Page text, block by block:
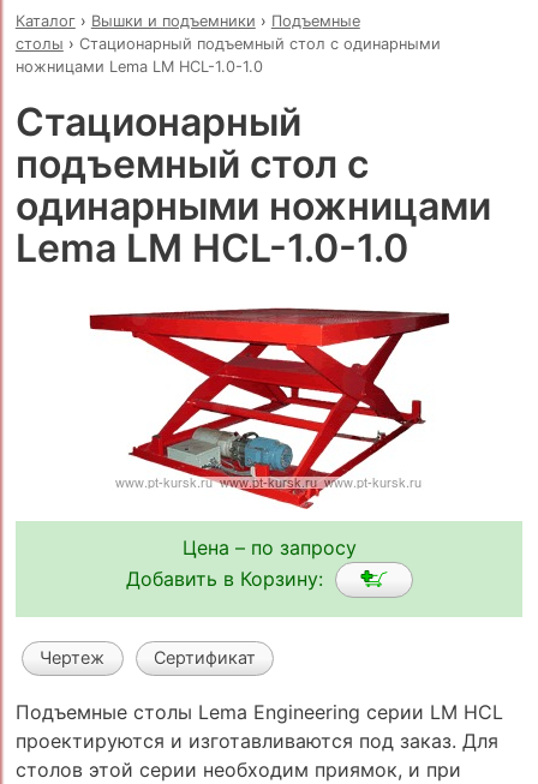
Каталог› Вышки и подъемники › Подъемные
столы › Стационарный подъемный стол с одинарными
ножницами Lema LM HCL-1.0-1.0
Стационарный
подъемный стол с
одинарными ножницами
Lema LM HCL-1.0-1.0
Цена – по запросу
Добавить в Корзину:
Чертеж Сертификат
Подъемные столы Lema Engineering серии LM HCL
проектируются и изготавливаются под заказ. Для
столов этой серии необходим приямок, и при